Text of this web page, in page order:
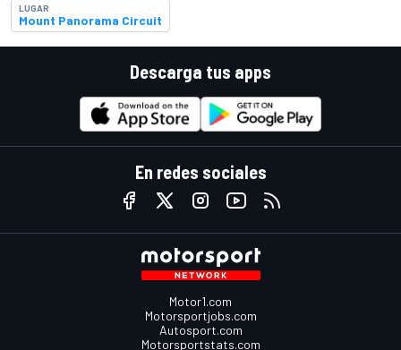
LUGAR
Mount Panorama Circuit
Descarga tus apps
En redes sociales
Motor1.com
Motorsportjobs.com
Autosport.com
Motorsportstats.com